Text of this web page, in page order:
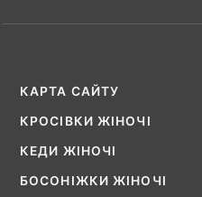
КАРТА САЙТУ
КРОСІВКИ ЖІНОЧІ
КЕДИ ЖІНОЧІ
БОСОНІЖКИ ЖІНОЧІ